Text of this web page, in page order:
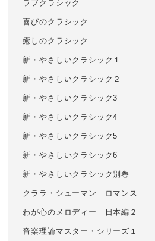
ラブクラシック
喜びのクラシック
癒しのクラシック
新・やさしいクラシック１
新・やさしいクラシック２
新・やさしいクラシック3
新・やさしいクラシック4
新・やさしいクラシック5
新・やさしいクラシック6
新・やさしいクラシック別巻
クララ・シューマン ロマンス
わが心のメロディー 日本編２
音楽理論マスター・シリーズ１